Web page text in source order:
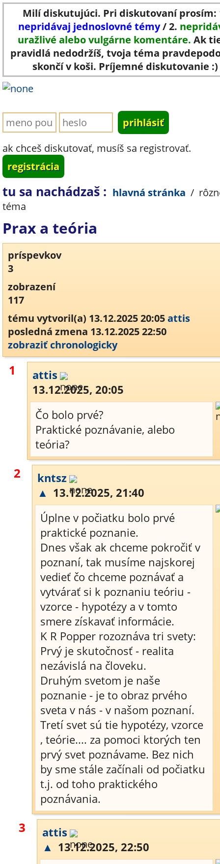
Milí diskutujúci. Pri diskutovaní prosím:
nepridávaj jednoslovné témy/ 2.
uražlivé alebo vulgárne komentáre. Ak
pravidlá nedodržíš, tvoja téma
skončí v koši. Príjemné diskutovanie :)
ak chceš diskutovať, musíš sa registrovať.
registrácia
tu sa nachádzaš : hlavná stránka /
téma
Prax a teória
príspevkov
3
zobrazení
117
tému vytvoril(a) 13.12.2025 20:05attis
posledná zmena 13.12.2025 22:50
zobraziť chronologicky
1
attis
13.12.2025, 20:05
Čo bolo prvé?
Praktické poznávanie, alebo
teória?
2
kntsz
▲ 13.12.2025, 21:40
Úplne v počiatku bolo prvé
praktické poznanie.
Dnes však ak chceme pokročiť v
poznaní, tak musíme najskorej
vedieť čo chceme poznávať a
vytvárať si k poznaniu teóriu -
vzorce - hypotézy a v tomto
smere získavať informácie.
K R Popper rozoznáva tri svety:
Prvý je skutočnosť - realita
nezávislá na človeku.
Druhým svetom je naše
poznanie - je to obraz prvého
sveta v nás - v našom poznaní.
Tretí svet sú tie hypotézy, vzorce
, teórie.... za pomoci ktorých ten
prvý svet poznávame. Bez nich
by sme stále začínali od počiatku
t.j. od toho praktického
poznávania.
3
attis
▲ 13.12.2025, 22:50